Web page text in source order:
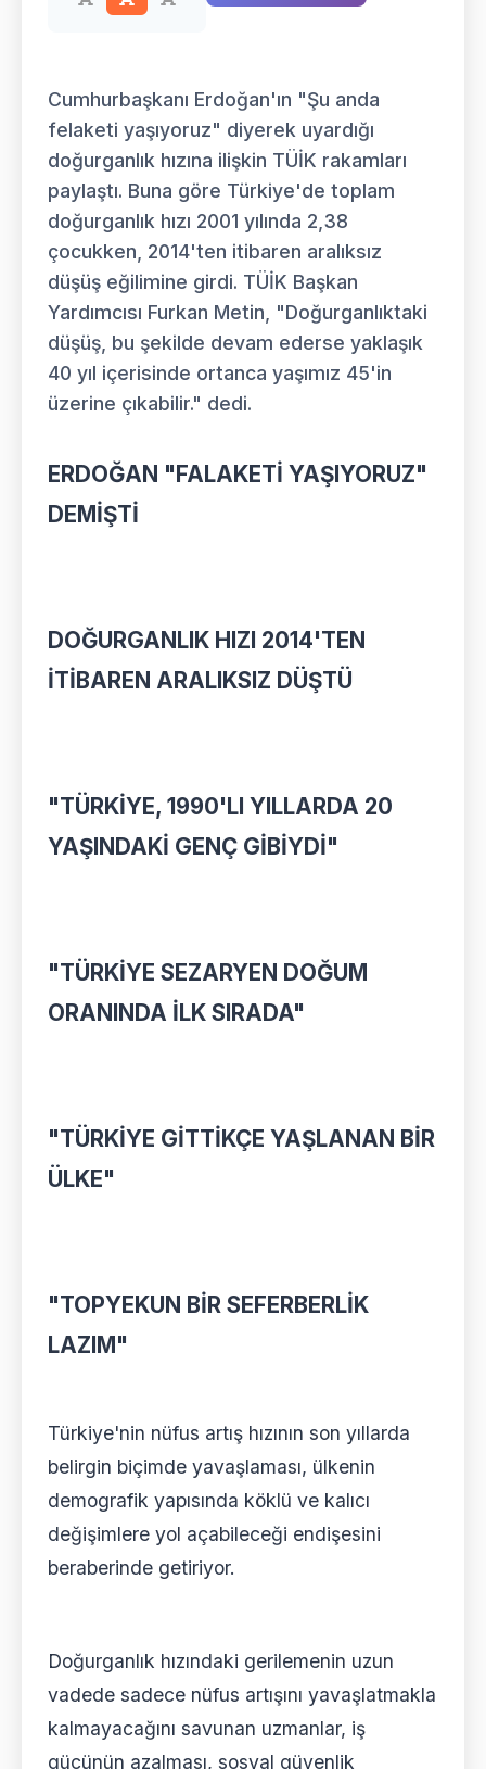
Cumhurbaşkanı Erdoğan'ın "Şu anda
felaketi yaşıyoruz" diyerek uyardığı
doğurganlık hızına ilişkin TÜİK rakamları
paylaştı. Buna göre Türkiye'de toplam
doğurganlık hızı 2001 yılında 2,38
çocukken, 2014'ten itibaren aralıksız
düşüş eğilimine girdi. TÜİK Başkan
Yardımcısı Furkan Metin, "Doğurganlıktaki
düşüş, bu şekilde devam ederse yaklaşık
40 yıl içerisinde ortanca yaşımız 45'in
üzerine çıkabilir." dedi.
ERDOĞAN "FALAKETİ YAŞIYORUZ"
DEMİŞTİ
DOĞURGANLIK HIZI 2014'TEN
İTİBAREN ARALIKSIZ DÜŞTÜ
"TÜRKİYE, 1990'LI YILLARDA 20
YAŞINDAKİ GENÇ GİBİYDİ"
"TÜRKİYE SEZARYEN DOĞUM
ORANINDA İLK SIRADA"
"TÜRKİYE GİTTİKÇE YAŞLANAN BİR
ÜLKE"
"TOPYEKUN BİR SEFERBERLİK
LAZIM"
Türkiye'nin nüfus artış hızının son yıllarda
belirgin biçimde yavaşlaması, ülkenin
demografik yapısında köklü ve kalıcı
değişimlere yol açabileceği endişesini
beraberinde getiriyor.
Doğurganlık hızındaki gerilemenin uzun
vadede sadece nüfus artışını yavaşlatmakla
kalmayacağını savunan uzmanlar, iş
gücünün azalması, sosyal güvenlik